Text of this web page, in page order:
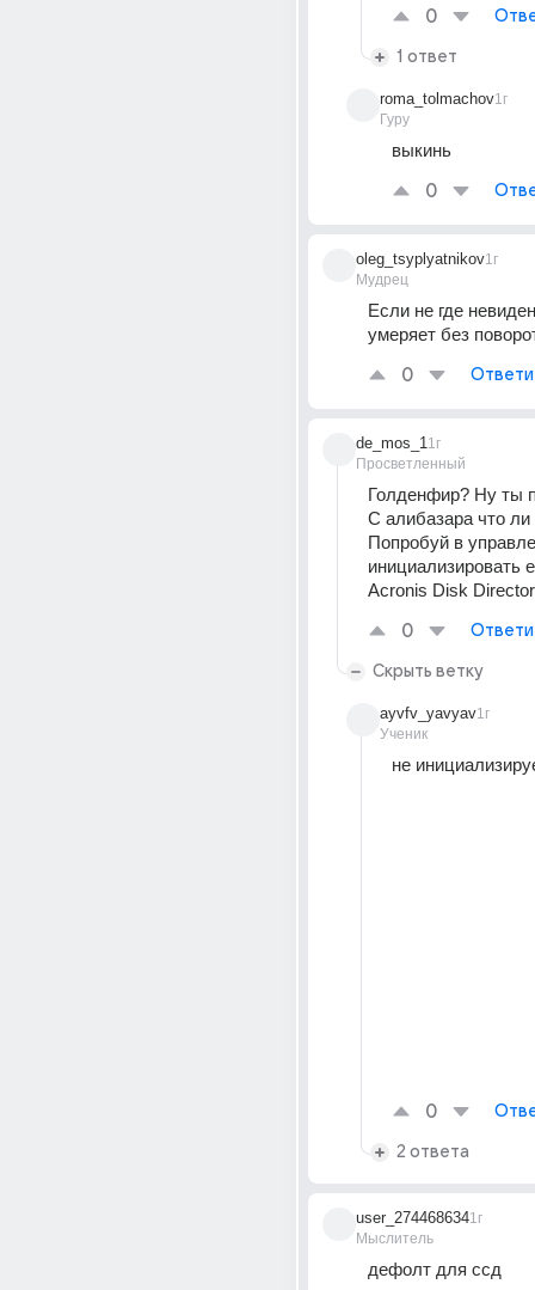
0
1 ответ
roma_tolmachov
Гуру
1г
выкинь
0
oleg_tsyplyatnikov
Мудрец
1г
Если не где
умеряет без
0
de_mos_1
Просветленный
1г
Голденфир? Ну ты
С алибазара что ли
Попробуй в
инициализировать
Acronis Disk
0
Скрыть ветку
ayvfv_yavyav
Ученик
1г
не
0
2 ответа
user_274468634
Мыслитель
1г
дефолт для ссд